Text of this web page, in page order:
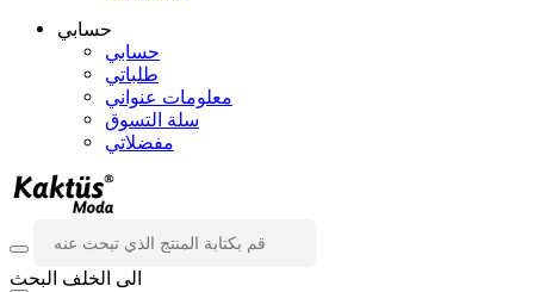
حسابي
حسابي
طلباتي
معلومات عنواني
سلة التسوق
مفضلاتي
الى الخلف البحث